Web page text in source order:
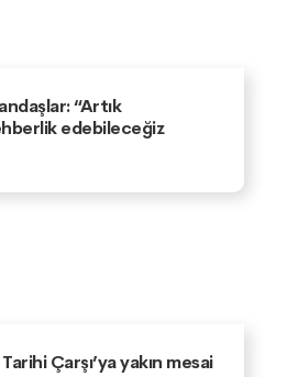
“Artık
edebileceğiz
Çarşı’ya yakın mesai